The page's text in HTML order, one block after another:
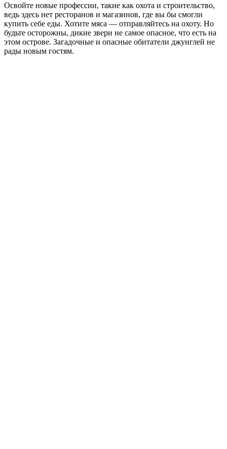
Освойте новые профессии, такие как охота и строительство,
ведь здесь нет ресторанов и магазинов, где вы бы смогли
купить себе еды. Хотите мяса — отправляйтесь на охоту. Но
будьте осторожны, дикие звери не самое опасное, что есть на
этом острове. Загадочные и опасные обитатели джунглей не
рады новым гостям.